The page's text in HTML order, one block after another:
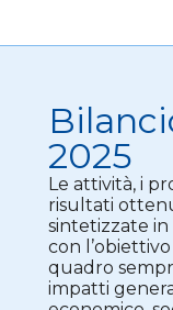
2025
Le attività, i
risultati
sintetizzate
con
quadro
impatti